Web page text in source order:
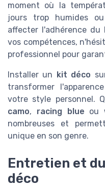
moment où la
jours trop humides
affecter l'adhérence
vos compétences,
professionnel pour
Installer un kit déco
transformer
votre style personnel.
camo, racing blue ou
nombreuses et
unique en son genre.
Entretien et
déco